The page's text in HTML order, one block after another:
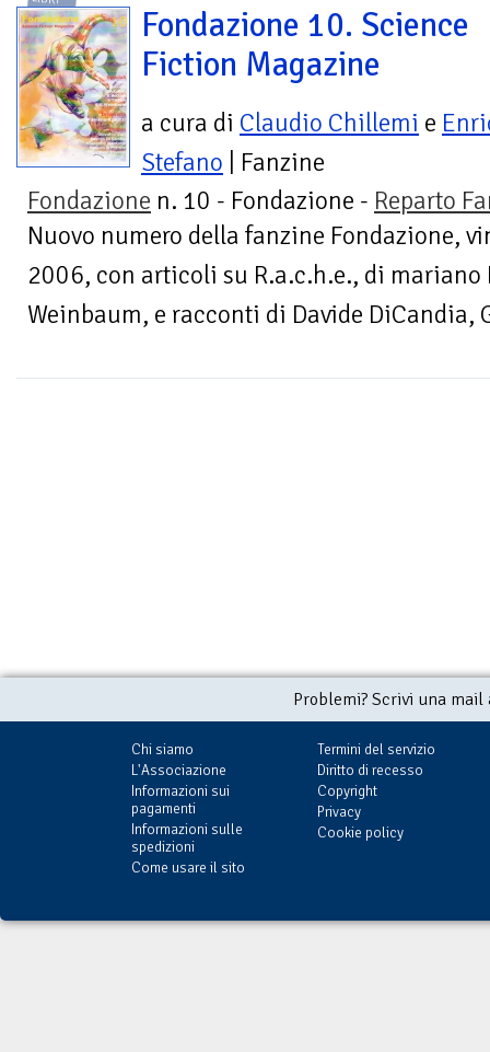
Fondazione 10. Science
Fiction Magazine
a cura di Claudio Chillemi e
Stefano | Fanzine
Fondazione n. 10 - Fondazione - Reparto
Nuovo numero della fanzine Fondazione,
2006, con articoli su R.a.c.h.e., di mariano
Weinbaum, e racconti di Davide DiCandia,
Problemi? Scrivi una
Chi siamo
L'Associazione
Informazioni sui
pagamenti
Informazioni sulle
spedizioni
Come usare il sito
Termini del servizio
Diritto di recesso
Copyright
Privacy
Cookie policy